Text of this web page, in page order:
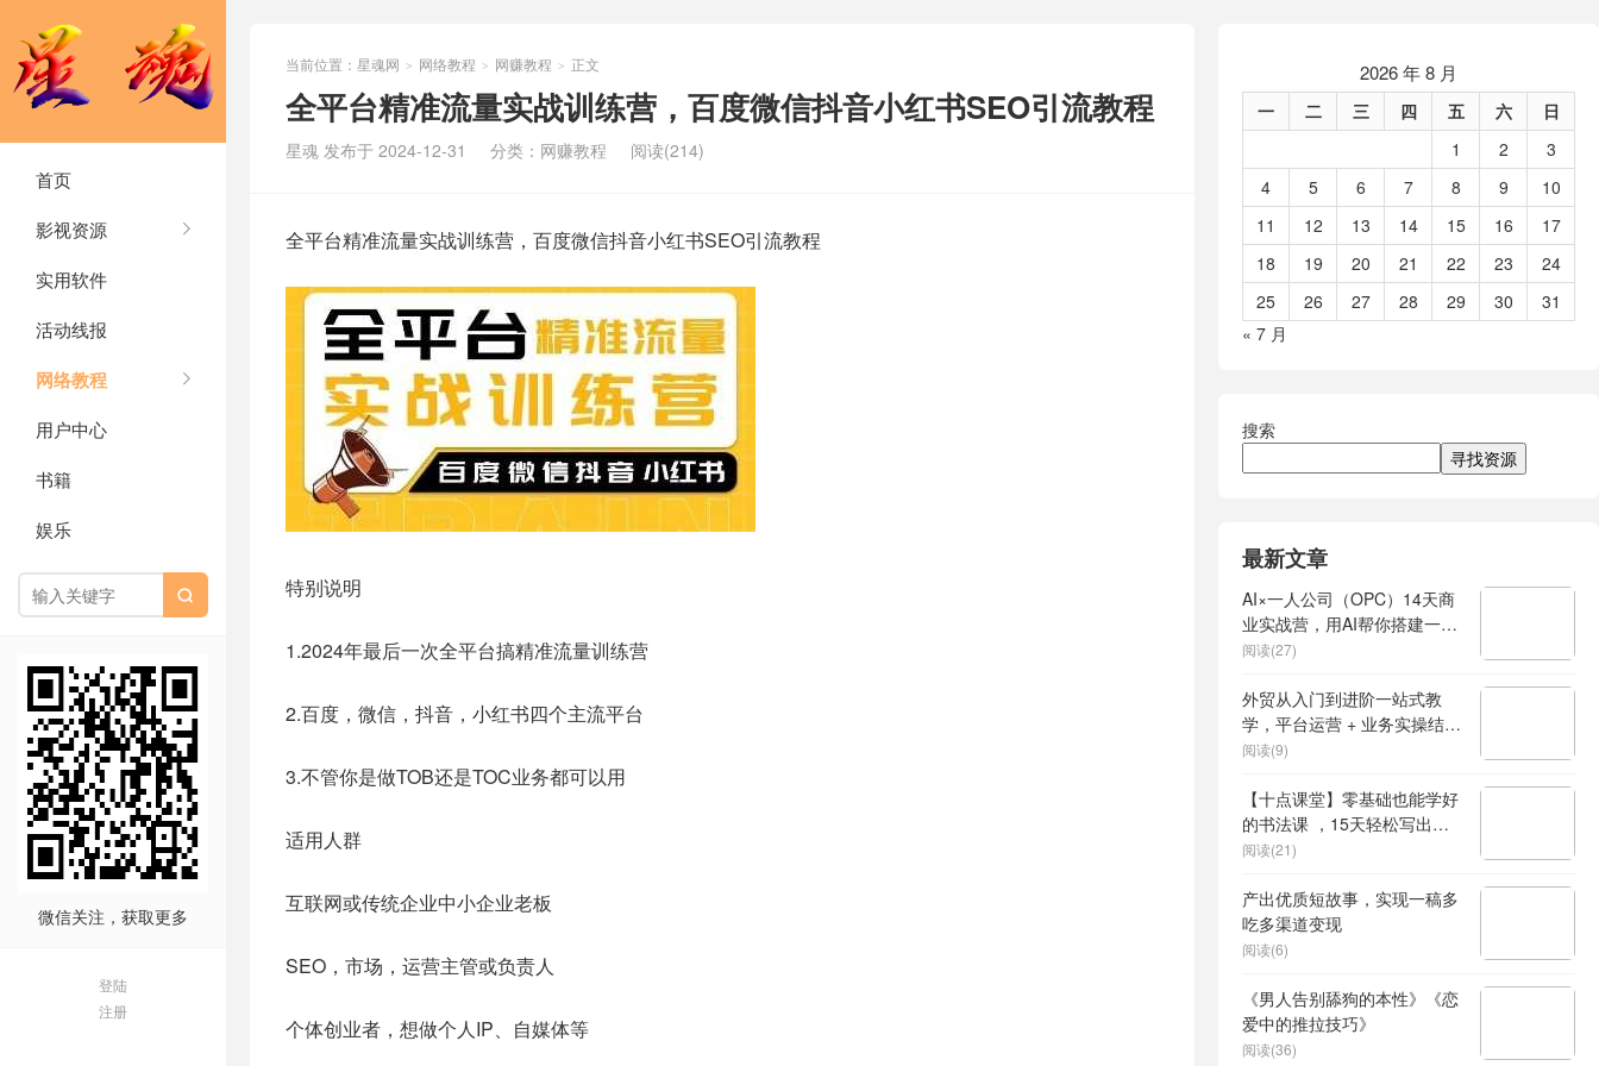
首页
影视资源
实用软件
活动线报
网络教程
用户中心
书籍
娱乐

微信关注，获取更多
登陆
注册
当前位置： 星魂网 > 网络教程 > 网赚教程 > 正文
全平台精准流量实战训练营，百度微信抖音小红书SEO引流教程
星魂 发布于 2024-12-31 分类： 网赚教程 阅读(214)
全平台精准流量实战训练营，百度微信抖音小红书SEO引流教程
特别说明
1.2024年最后一次全平台搞精准流量训练营
2.百度，微信，抖音，小红书四个主流平台
3.不管你是做TOB还是TOC业务都可以用
适用人群
互联网或传统企业中小企业老板
SEO，市场，运营主管或负责人
个体创业者，想做个人IP、自媒体等
2026 年 8 月
一 二 三 四 五 六
日
1
2
3
4
5 6 7 8 9
10
11
12 13 14 15 16
17
18
19 20 21 22 23
24
25
26 27 28 29 30
31
« 7 月
搜索
寻找资源
最新文章
AI×一人公司（OPC）14天商
业实战营，用AI帮你搭建一个
属于你自己的、能独立賺钱的
阅读(27)
外贸从入门到进阶一站式教
学，平台运营 + 业务实操结
合，实现业绩稳步增长
阅读(9)
【十点课堂】零基础也能学好
的书法课 ，15天轻松写出漂
亮人生
阅读(21)
产出优质短故事，实现一稿多
吃多渠道变现
阅读(6)
《男人告别舔狗的本性》《恋
爱中的推拉技巧》
阅读(36)